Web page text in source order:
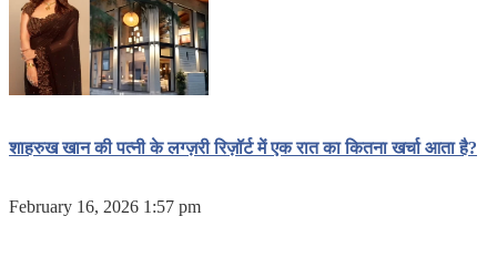
शाहरुख खान की पत्नी के लग्ज़री रिज़ॉर्ट में एक रात का कितना खर्चा आता है?
February 16, 2026 1:57 pm